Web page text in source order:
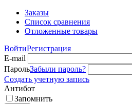
Заказы
Список сравнения
Отложенные товары
ВойтиРегистрация
E-mail
ПарольЗабыли пароль?
Создать учетную запись
Антибот
Запомнить